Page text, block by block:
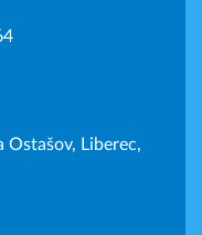
Ostašov, Liberec,